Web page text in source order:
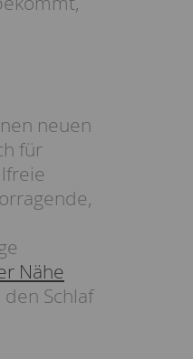
neuen
für
Nähe
Schlaf